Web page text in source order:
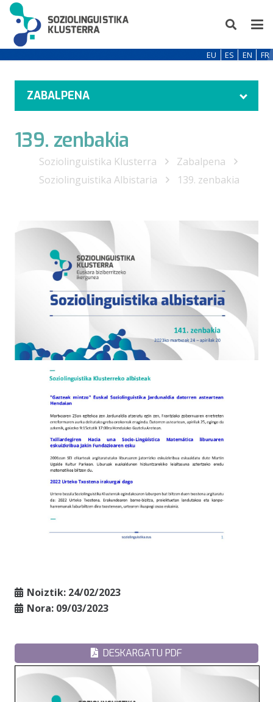
EU ES EN FR
ZABALPENA
139. zenbakia
Soziolinguistika Klusterra
Zabalpena
Soziolinguistika Albistaria
139. zenbakia
Noiztik: 24/02/2023
Nora: 09/03/2023
DESKARGATU PDF